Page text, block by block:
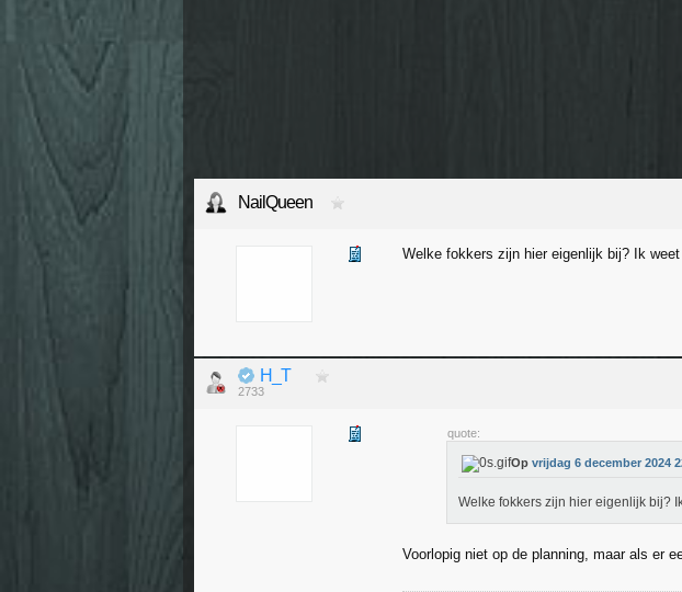
NailQueen
Welke fokkers zijn hier eigenlijk bij? Ik
H_T
2733
quote:
Op vrijdag 6 december 2024
Welke fokkers zijn hier eigenlijk bij?
Voorlopig niet op de planning, maar als er